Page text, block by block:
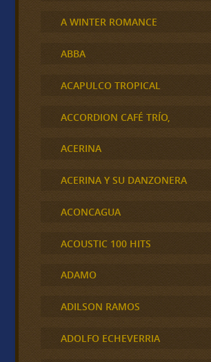
A WINTER ROMANCE
ABBA
ACAPULCO TROPICAL
ACCORDION CAFÉ TRÍO,
ACERINA
ACERINA Y SU DANZONERA
ACONCAGUA
ACOUSTIC 100 HITS
ADAMO
ADILSON RAMOS
ADOLFO ECHEVERRIA